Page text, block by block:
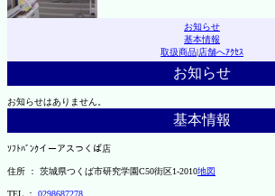
お知らせ
基本情報
取扱商品|店舗へｱｸｾｽ
お知らせ
お知らせはありません。
基本情報
ｿﾌﾄﾊﾞﾝｸイーアスつくば店
住所 ： 茨城県つくば市研究学園C50街区1-2010地図
TEL ： 0298687278